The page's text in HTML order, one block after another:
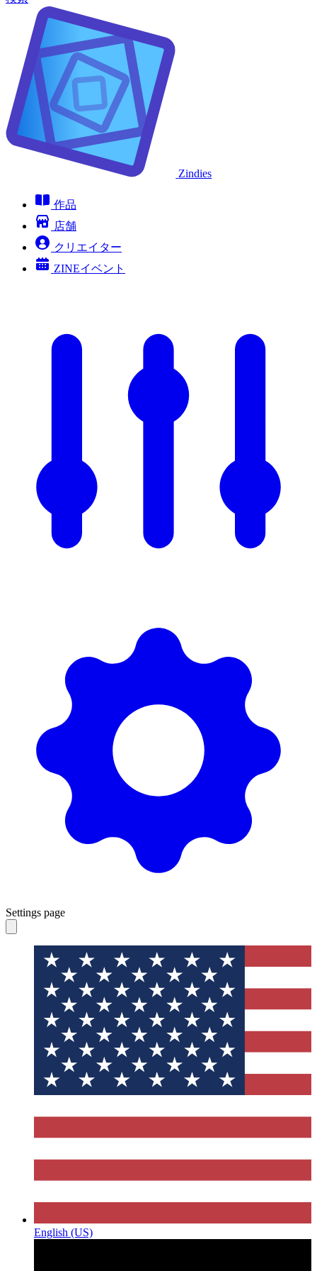
Zindies
作品
店舗
クリエイター
ZINEイベント
Settings page
English (US)